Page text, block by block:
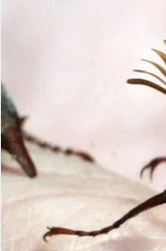
verlag
veranstaltungen
shop
fragen & hilfe